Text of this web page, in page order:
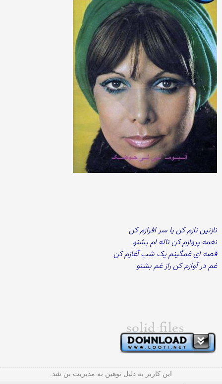
نازنین نازم کن یا سر افرازم کن
نغمه پروازم کن ناله ام بشنو
قصه ای غمگینم یک شب آغازم کن
غم در آوازم کن راز غم بشنو
این کاربر به دلیل توهین به مدیریت بن شد.